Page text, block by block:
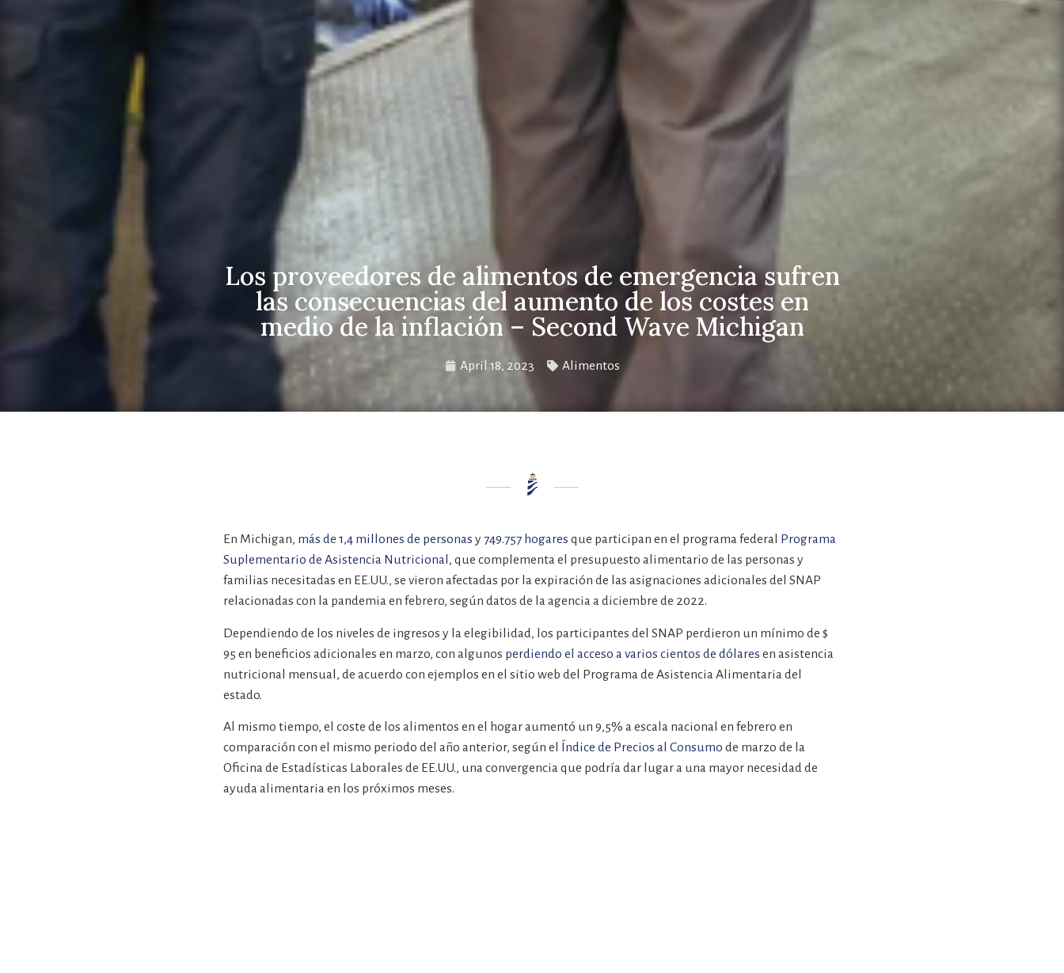
Los proveedores de alimentos de emergencia sufren
las consecuencias del aumento de los costes en
medio de la inflación – Second Wave Michigan
April 18, 2023 Alimentos
En Michigan, más de 1,4 millones de personas y749.757 hogares que participan en el programa federal Programa
Suplementario de Asistencia Nutricional, que complementa el presupuesto alimentario de las personas y
familias necesitadas en EE.UU., se vieron afectadas por la expiración de las asignaciones adicionales del SNAP
relacionadas con la pandemia en febrero, según datos de la agencia a diciembre de 2022.
Dependiendo de los niveles de ingresos y la elegibilidad, los participantes del SNAP perdieron un mínimo de $
95 en beneficios adicionales en marzo, con algunos perdiendo el acceso a varios cientos de dólares en asistencia
nutricional mensual, de acuerdo con ejemplos en el sitio web del Programa de Asistencia Alimentaria del
estado.
Al mismo tiempo, el coste de los alimentos en el hogar aumentó un 9,5% a escala nacional en febrero en
comparación con el mismo periodo del año anterior, según el Índice de Precios al Consumo de marzo de la
Oficina de Estadísticas Laborales de EE.UU., una convergencia que podría dar lugar a una mayor necesidad de
ayuda alimentaria en los próximos meses.